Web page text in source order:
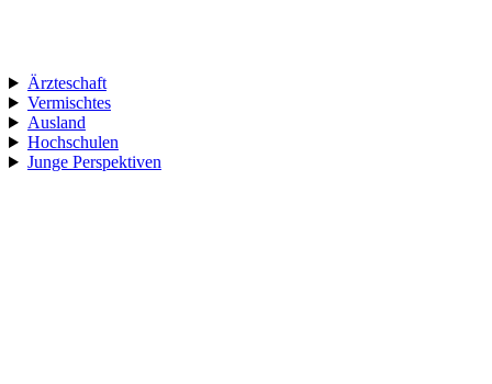
Ärzteschaft
Vermischtes
Ausland
Hochschulen
Junge Perspektiven